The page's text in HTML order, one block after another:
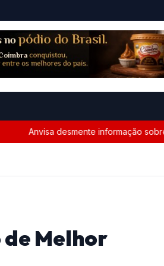
Anvisa desmente informação sobre
de Melhor